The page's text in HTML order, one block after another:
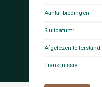
Aantal biedingen:
Sluitdatum:
Afgelezen tellerstand:
Transmissie: